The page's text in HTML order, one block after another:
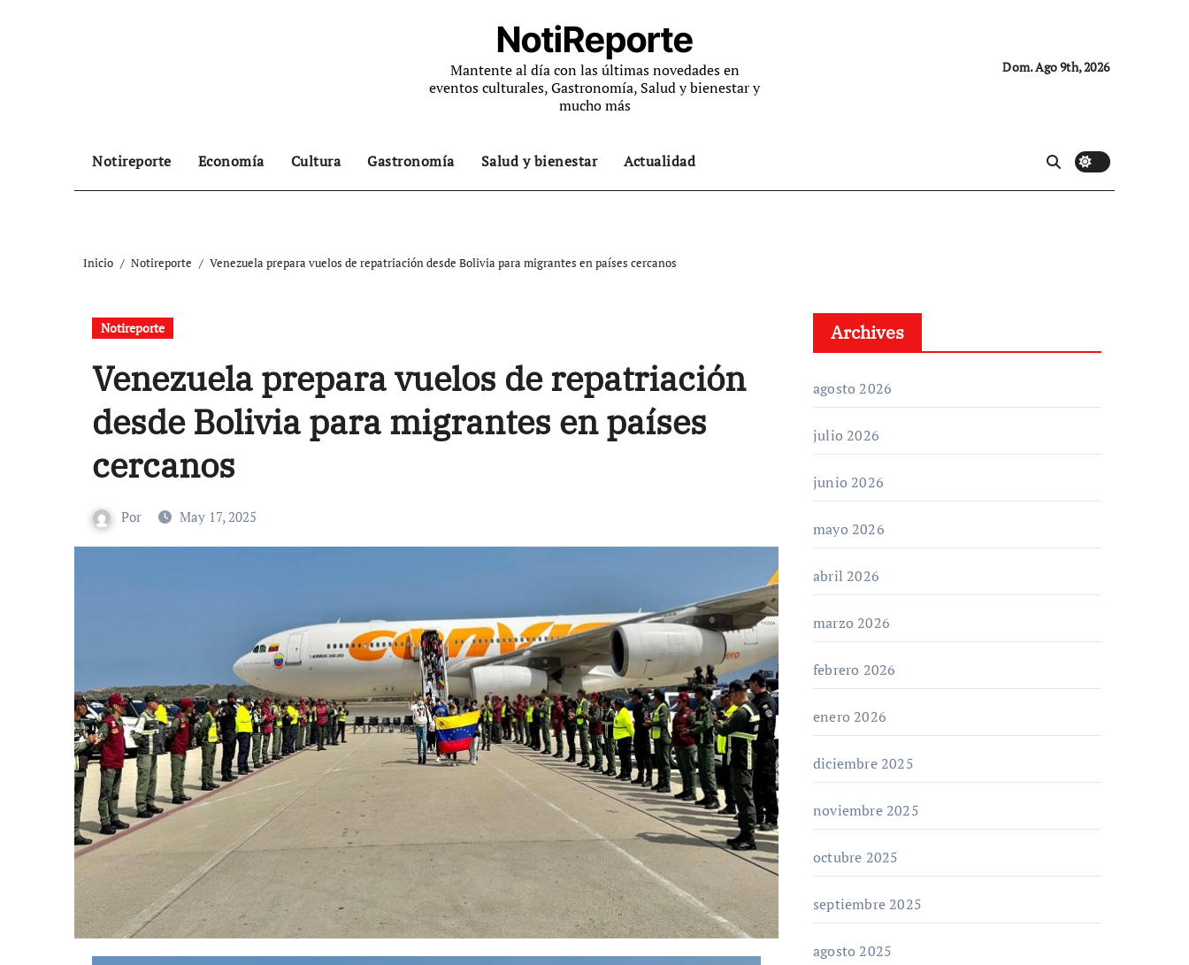
NotiReporte
Mantente al día con las últimas novedades en
eventos culturales, Gastronomía, Salud y bienestar y
mucho más
Dom. Ago 9th, 2026
Notireporte Economía Cultura Gastronomía Salud y bienestar Actualidad
Inicio Notireporte Venezuela prepara vuelos de repatriación desde Bolivia para migrantes en países cercanos
Notireporte
Venezuela prepara vuelos de repatriación
desde Bolivia para migrantes en países
cercanos
Por May 17, 2025
Archives
agosto 2026
julio 2026
junio 2026
mayo 2026
abril 2026
marzo 2026
febrero 2026
enero 2026
diciembre 2025
noviembre 2025
octubre 2025
septiembre 2025
agosto 2025